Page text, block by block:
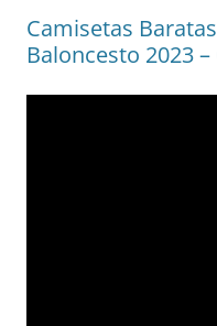
Camisetas
Baloncesto 2023